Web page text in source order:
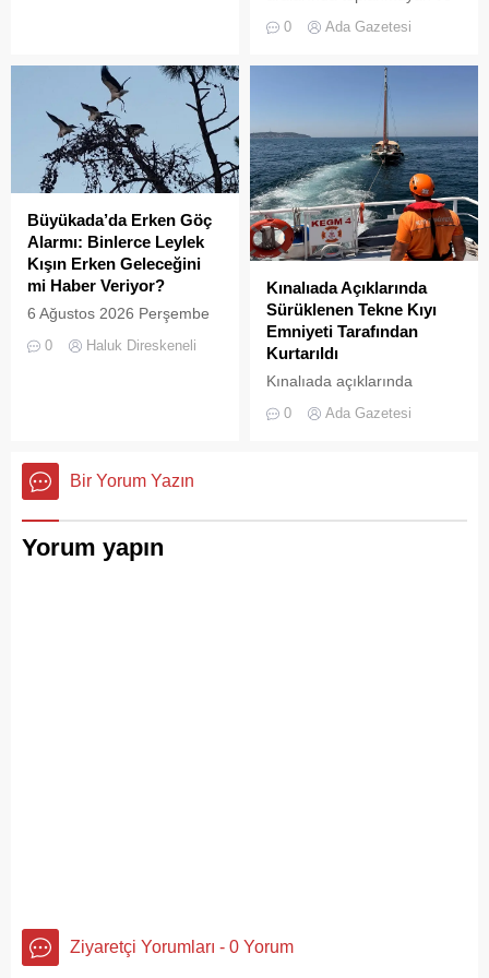
saniye saniye yansıdı.
Yeşille mavinin kucaklaştığı,
İstanbulluların nefes almak
için akın ettiği Heybeliada
Çamlimanı, bugünlerde
eşsiz manzarasıyla değil,
kirliliğiyle gündemde. Bir
vatandaş tarafından...
tepkisine neden
aylarında hem yerli hem de
yabancı turistlerin akınına
uğrayan Büyükada’da,
çevre temizliği konusunda
yaşanan aksaklıklar adeta
pes dedirtti. Adanın tarihi ve
doğal güzellikleriyle süslü
sokaklarından yansıyan son
görüntüler, çevre sağlığı
açısından tehlike çanlarının
çaldığını gösteriyor. Çöpler
Konteynerlere Sığmıyor,...
0 Ada Gazetesi
Büyükada’da Erken Göç
Alarmı: Binlerce Leylek
Kışın Erken Geleceğini
mi Haber Veriyor?
6 Ağustos 2026 Perşembe
günü öğle saatlerinde, saat
14:00 sularında Büyükada
0 Haluk Direskeneli
Kınalıada Açıklarında
Sürüklenen Tekne Kıyı
Emniyeti Tarafından
Kurtarıldı
Kınalıada açıklarında
denizde mahsur kalan bir
0 Ada Gazetesi
Bir Yorum Yazın
Yorum yapın
Ziyaretçi Yorumları - 0 Yorum